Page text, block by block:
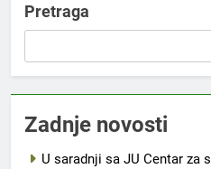
Pretraga
Zadnje novosti
U saradnji sa JU Centar za